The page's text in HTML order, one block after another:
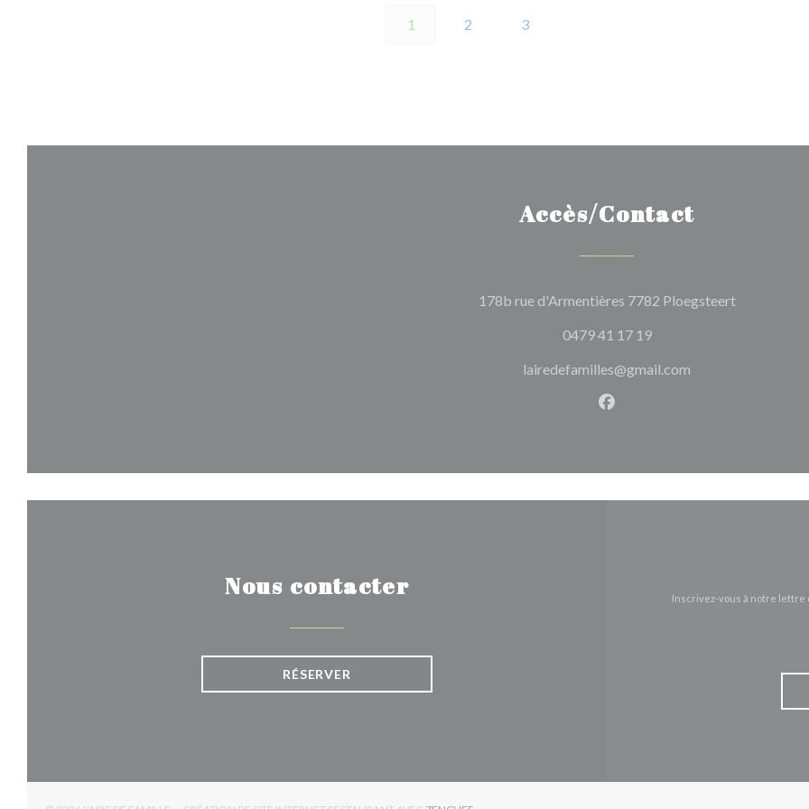
1 2 3
Accès/Contact
178b rue d'Armentières 7782 Ploegsteert((ouvre une
0479 41 17 19
lairedefamilles@gmail.com
Facebook ((ouvre une
Nous contacter
RÉSERVER
Inscrivez-vous à notre